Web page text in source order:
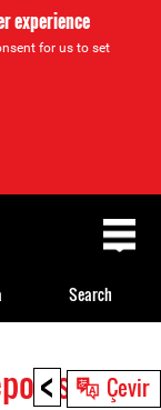
experience
for us to set
< Çevir
Search